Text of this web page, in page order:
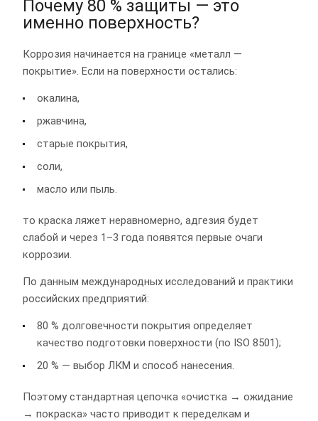
Почему 80 % защиты — это
именно поверхность?
Коррозия начинается на границе «металл —
покрытие». Если на поверхности остались:
окалина,
ржавчина,
старые покрытия,
соли,
масло или пыль.
то краска ляжет неравномерно, адгезия будет
слабой и через 1–3 года появятся первые очаги
коррозии.
По данным международных исследований и практики
российских предприятий:
80 % долговечности покрытия определяет
качество подготовки поверхности (по ISO 8501);
20 % — выбор ЛКМ и способ нанесения.
Поэтому стандартная цепочка «очистка → ожидание
→ покраска» часто приводит к переделкам и